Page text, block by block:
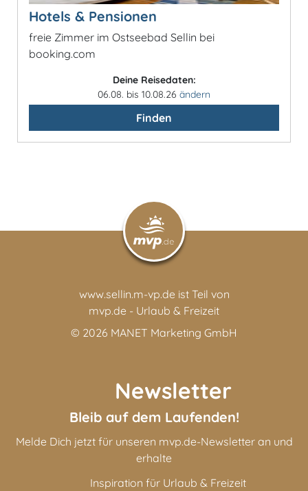
Hotels & Pensionen
freie Zimmer im Ostseebad Sellin bei
booking.com
Deine Reisedaten:
06.08. bis 10.08.26 ändern
Finden
www.sellin.m-vp.de ist Teil von
mvp.de - Urlaub & Freizeit
© 2026 MANET Marketing GmbH
Newsletter
Bleib auf dem Laufenden!
Melde Dich jetzt für unseren mvp.de-Newsletter an und
erhalte
Inspiration für Urlaub & Freizeit